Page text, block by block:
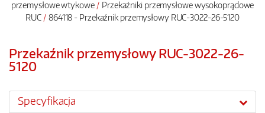
przemysłowe wtykowe
Przekaźniki przemysłowe wysokoprądowe
RUC
864118 - Przekaźnik przemysłowy RUC-3022-26-5120
Przekaźnik przemysłowy RUC-3022-26-
5120
Specyfikacja